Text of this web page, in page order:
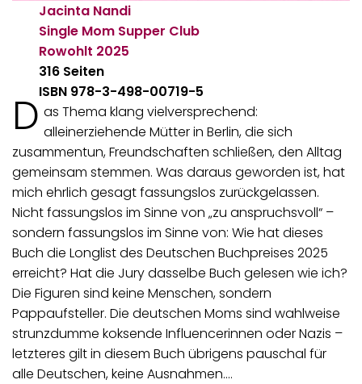
Jacinta Nandi
Single Mom Supper Club
Rowohlt 2025
316 Seiten
ISBN 978-3-498-00719-5
D as Thema klang vielversprechend:
alleinerziehende Mütter in Berlin, die sich
zusammentun, Freundschaften schließen, den Alltag
gemeinsam stemmen. Was daraus geworden ist, hat
mich ehrlich gesagt fassungslos zurückgelassen.
Nicht fassungslos im Sinne von „zu anspruchsvoll“ –
sondern fassungslos im Sinne von: Wie hat dieses
Buch die Longlist des Deutschen Buchpreises 2025
erreicht? Hat die Jury dasselbe Buch gelesen wie ich?
Die Figuren sind keine Menschen, sondern
Pappaufsteller. Die deutschen Moms sind wahlweise
strunzdumme koksende Influencerinnen oder Nazis –
letzteres gilt in diesem Buch übrigens pauschal für
alle Deutschen, keine Ausnahmen.…